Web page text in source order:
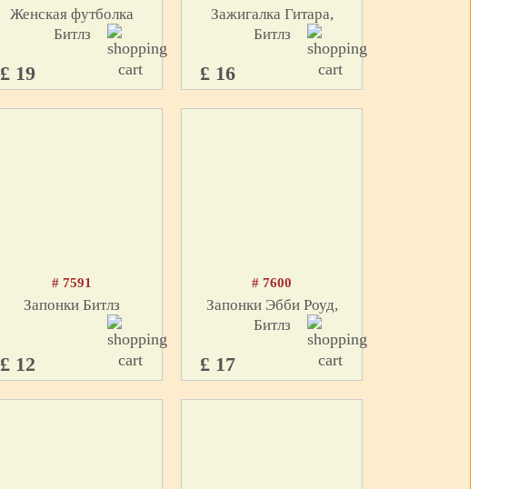
Женская футболка
Битлз
£ 19
Зажигалка Гитара,
Битлз
£ 16
# 7591
Запонки Битлз
£ 12
# 7600
Запонки Эбби Роуд,
Битлз
£ 17